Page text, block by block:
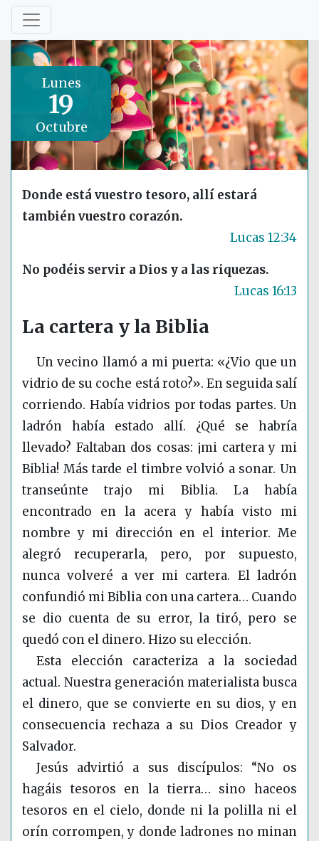
Lunes
19
Octubre
Donde está vuestro tesoro, allí estará
también vuestro corazón.
Lucas 12:34
No podéis servir a Dios y a las riquezas.
Lucas 16:13
La cartera y la Biblia
Un vecino llamó a mi puerta: «¿Vio que un
vidrio de su coche está roto?». En seguida salí
corriendo. Había vidrios por todas partes. Un
ladrón había estado allí. ¿Qué se habría
llevado? Faltaban dos cosas: ¡mi cartera y mi
Biblia! Más tarde el timbre volvió a sonar. Un
transeúnte trajo mi Biblia. La había
encontrado en la acera y había visto mi
nombre y mi dirección en el interior. Me
alegró recuperarla, pero, por supuesto,
nunca volveré a ver mi cartera. El ladrón
confundió mi Biblia con una cartera… Cuando
se dio cuenta de su error, la tiró, pero se
quedó con el dinero. Hizo su elección.
Esta elección caracteriza a la sociedad
actual. Nuestra generación materialista busca
el dinero, que se convierte en su dios, y en
consecuencia rechaza a su Dios Creador y
Salvador.
Jesús advirtió a sus discípulos: “No os
hagáis tesoros en la tierra… sino haceos
tesoros en el cielo, donde ni la polilla ni el
orín corrompen, y donde ladrones no minan